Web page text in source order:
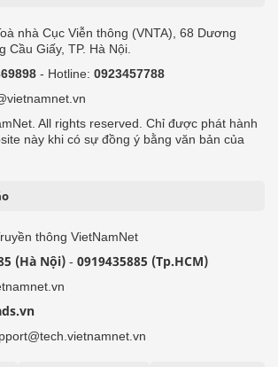
nhà Cục Viễn thông (VNTA), 68 Dương
Giấy, TP. Hà Nội.
- Hotline: 0923457788
All rights reserved. Chỉ được phát hành
này khi có sự đồng ý bằng văn bản của
thông VietNamNet
(Hà Nội) - 0919435885 (Tp.HCM)